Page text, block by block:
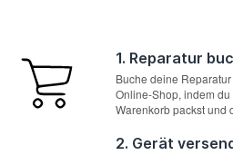
1. Reparatur
Buche deine
Online-Shop, indem
Warenkorb packst und
2. Gerät